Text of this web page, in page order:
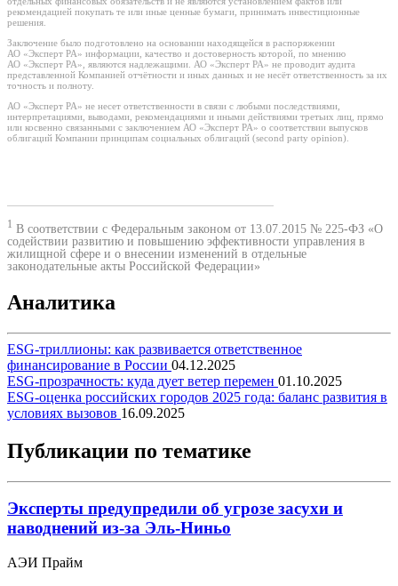
рекомендацией покупать те или иные ценные бумаги, принимать инвестиционные
решения.
Заключение было подготовлено на основании находящейся в распоряжении
АО «Эксперт РА» информации, качество и достоверность которой, по мнению
АО «Эксперт РА», являются надлежащими. АО «Эксперт РА» не проводит аудита
представленной Компанией отчётности и иных данных и не несёт ответственность за их
точность и полноту.
АО «Эксперт РА» не несет ответственности в связи с любыми последствиями,
интерпретациями, выводами, рекомендациями и иными действиями третьих лиц, прямо
или косвенно связанными с заключением АО «Эксперт РА» о соответствии выпусков
облигаций Компании принципам социальных облигаций (second party opinion).
1 В соответствии с Федеральным законом от 13.07.2015 № 225-ФЗ «О
содействии развитию и повышению эффективности управления в
жилищной сфере и о внесении изменений в отдельные
законодательные акты Российской Федерации»
Аналитика
ESG-триллионы: как развивается ответственное
финансирование в России 04.12.2025
ESG-прозрачность: куда дует ветер перемен 01.10.2025
ESG-оценка российских городов 2025 года: баланс развития в
условиях вызовов 16.09.2025
Публикации по тематике
Эксперты предупредили об угрозе засухи и
наводнений из-за Эль-Ниньо
АЭИ Прайм